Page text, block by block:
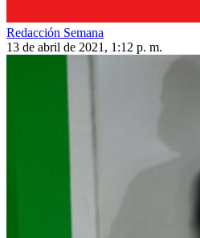
Redacción Semana
13 de abril de 2021, 1:12 p. m.